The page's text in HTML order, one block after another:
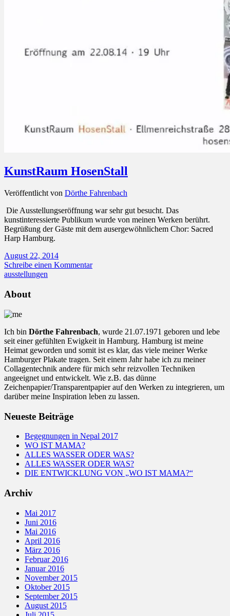
KunstRaum HosenStall
Veröffentlicht von Dörthe Fahrenbach
Die Ausstellungseröffnung war sehr gut besucht. Das
kunstinteressierte Publikum wurde von meinen Werken berührt.
Begrüßung der Gäste mit dem ausergewöhnlichem Chor: Sacred
Harp Hamburg.
August 22, 2014
Schreibe einen Kommentar
ausstellungen
About
Ich bin Dörthe Fahrenbach, wurde 21.07.1971 geboren und lebe
seit einer gefühlten Ewigkeit in Hamburg. Hamburg ist meine
Heimat geworden und somit ist es klar, das viele meiner Werke
Hamburger Plakate tragen. Seit einem Jahr habe ich zu meiner
Collagentechnik andere für mich sehr reizvollen Techniken
angeeignet und entwickelt. Wie z.B. das dünne
Zeichenpapier/Transparentpapier auf den Werken zu integrieren, um
darüber meine Inspiration leben zu lassen.
Neueste Beiträge
Begegnungen in Nepal 2017
WO IST MAMA?
ALLES WASSER ODER WAS?
ALLES WASSER ODER WAS?
DIE ENTWICKLUNG VON „WO IST MAMA?“
Archiv
Mai 2017
Juni 2016
Mai 2016
April 2016
März 2016
Februar 2016
Januar 2016
November 2015
Oktober 2015
September 2015
August 2015